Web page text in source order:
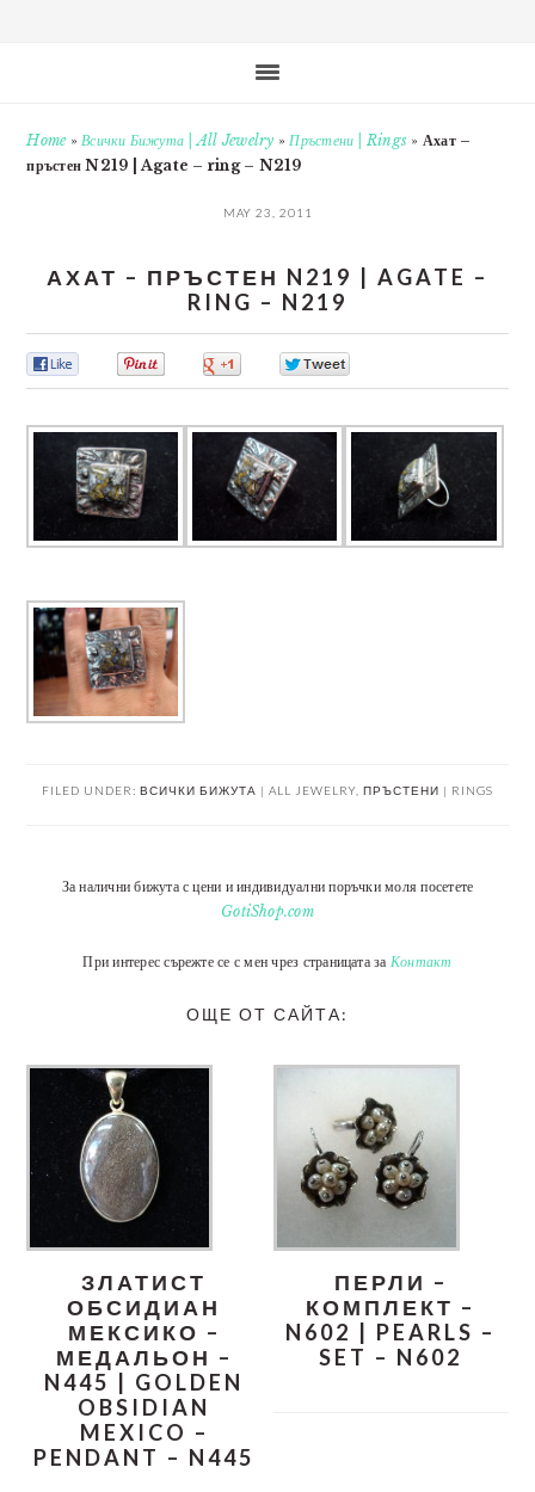
Home»Всички Бижута | All Jewelry »Пръстени | Rings » Ахат –
пръстен N219 | Agate – ring – N219
MAY 23, 2011
АХАТ – ПРЪСТЕН N219 | AGATE –
RING – N219
FILED UNDER: ВСИЧКИ БИЖУТА | ALL JEWELRY ПРЪСТЕНИ | RINGS
За налични бижута с цени и индивидуални поръчки моля посетете
GotiShop.com
При интерес сърежте се с мен чрез страницата за Контакт
ОЩЕ ОТ САЙТА:
ЗЛАТИСТ
ОБСИДИАН
МЕКСИКО –
МЕДАЛЬОН –
N445 | GOLDEN
OBSIDIAN
MEXICO –
PENDANT – N445
ПЕРЛИ –
КОМПЛЕКТ –
N602 | PEARLS –
SET – N602